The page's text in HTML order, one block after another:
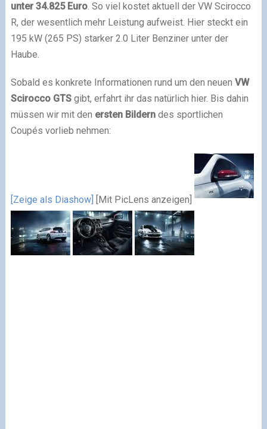
unter 34.825 Euro. So viel kostet aktuell der VW Scirocco
R, der wesentlich mehr Leistung aufweist. Hier steckt ein
195 kW (265 PS) starker 2.0 Liter Benziner unter der
Haube.
Sobald es konkrete Informationen rund um den neuen VW
Scirocco GTSgibt, erfahrt ihr das natürlich hier. Bis dahin
müssen wir mit den ersten Bilderndes sportlichen
Coupés vorlieb nehmen:
[Zeige als Diashow] [Mit PicLens anzeigen]